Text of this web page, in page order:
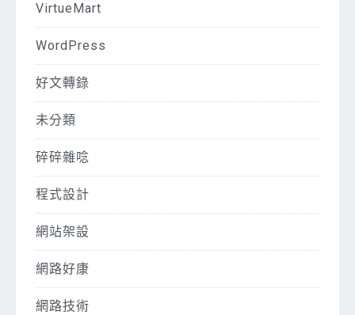
VirtueMart
WordPress
好文轉錄
未分類
碎碎雜唸
程式設計
網站架設
網路好康
網路技術